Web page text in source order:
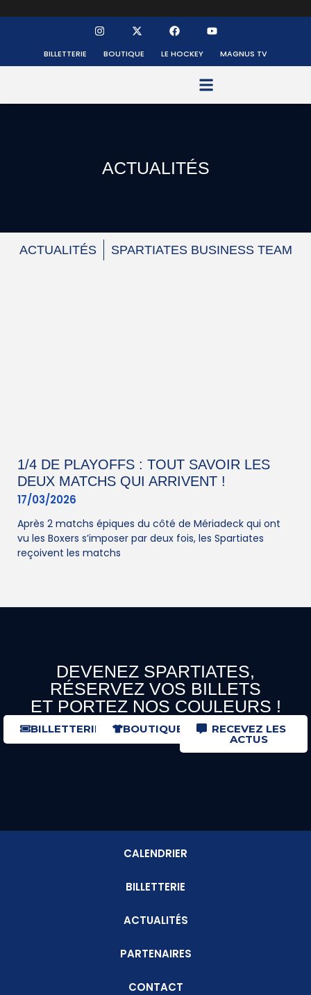
BILLETTERIE BOUTIQUE LE HOCKEY MAGNUS TV
ACTUALITÉS
ACTUALITÉS SPARTIATES BUSINESS TEAM
1/4 DE PLAYOFFS : TOUT SAVOIR LES
DEUX MATCHS QUI ARRIVENT !
17/03/2026
Après 2 matchs épiques du côté de Mériadeck qui ont
vu les Boxers s’imposer par deux fois, les Spartiates
reçoivent les matchs
DEVENEZ SPARTIATES,
RÉSERVEZ VOS BILLETS
ET PORTEZ NOS COULEURS !
BILLETTERIE BOUTIQUE RECEVEZ LES
ACTUS
CALENDRIER
BILLETTERIE
ACTUALITÉS
PARTENAIRES
CONTACT